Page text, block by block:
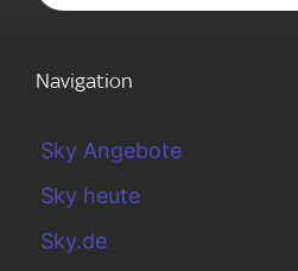
Navigation
Sky Angebote
Sky heute
Sky.de